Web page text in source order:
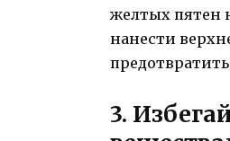
желтых пятен
нанести
3.